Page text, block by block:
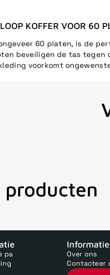
KOFFER VOOR 60
60 platen, is de
beveiligen de tas tegen
voorkomt
producten
Voor
pa
Informatie
Over ons
Contacteer